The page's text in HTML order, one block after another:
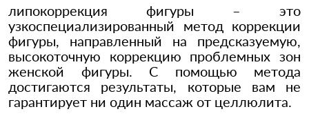
липокоррекция фигуры – это
узкоспециализированный метод коррекции
фигуры, направленный на предсказуемую,
высокоточную коррекцию проблемных зон
женской фигуры. С помощью метода
достигаются результаты, которые вам не
гарантирует ни один массаж от целлюлита.